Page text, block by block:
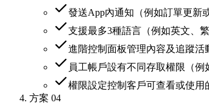
發送App內通知（例如訂單更新
支援最多3種語言（例如英文、
進階控制面板管理內容及追蹤活
員工帳戶設有不同存取權限（例
權限設定控制客戶可查看或使用
方案 04